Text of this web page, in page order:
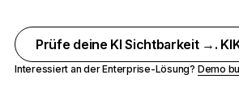
Prüfe deine KI Sichtbarkeit →.
Interessiert an der Enterprise-Lösung? Demo